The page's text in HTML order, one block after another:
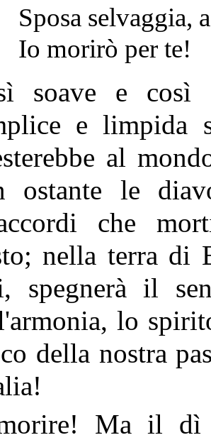
Sposa selvaggia,
Io morirò per te!
soave e così
e limpida
al
ostante le
che
nella terra di
spegnerà il
lo
della nostra
Ma il dì